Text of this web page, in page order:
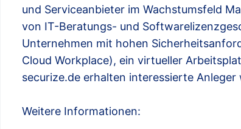
und Serviceanbieter im Wachstumsfeld
von IT-Beratungs- und
Unternehmen mit hohen
Cloud Workplace), ein virtueller
securize.de erhalten interessierte
Weitere Informationen: